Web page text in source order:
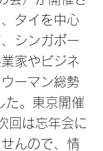
タイを中心
シンガポー
家やビジネ
ーマン総勢
た。東京開催
回は忘年会に
んので、情